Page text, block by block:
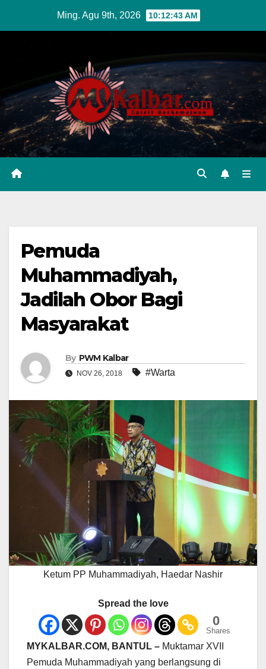
Ming. Agu 9th, 2026 10:12:45 AM
Pemuda
Muhammadiyah,
Jadilah Obor Bagi
Masyarakat
By PWM Kalbar
NOV 26, 2018 #Warta
Ketum PP Muhammadiyah, Haedar Nashir
Spread the love
0
Shares
MYKALBAR.COM, BANTUL – Muktamar XVII
Pemuda Muhammadiyah yang berlangsung di